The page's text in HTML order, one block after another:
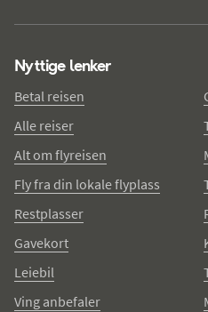
Nyttige lenker
Betal reisen
Alle reiser
Alt om flyreisen
Fly fra din lokale flyplass
Restplasser
Gavekort
Leiebil
Ving anbefaler